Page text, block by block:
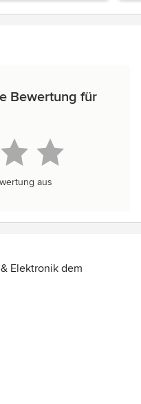
Bewertung für
aus
Elektronik dem
muss dem
So setzen wir von der
professionellen
um, welche die
sicherer und